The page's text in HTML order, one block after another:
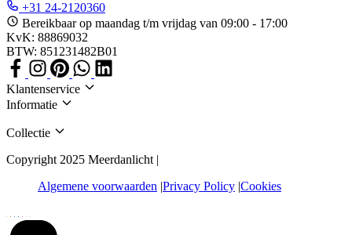
+31 24-2120360
Bereikbaar op maandag t/m vrijdag van 09:00 - 17:00
KvK: 88869032
BTW: 851231482B01
Klantenservice
Informatie
Collectie
Copyright 2025 Meerdanlicht |
Algemene voorwaarden Privacy Policy Cookies